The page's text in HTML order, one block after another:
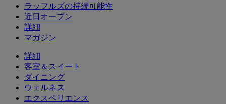
ラッフルズの持続可能性
近日オープン
詳細
マガジン
詳細
客室＆スイート
ダイニング
ウェルネス
エクスペリエンス